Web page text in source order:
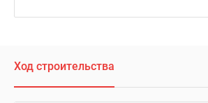
Ход строительства